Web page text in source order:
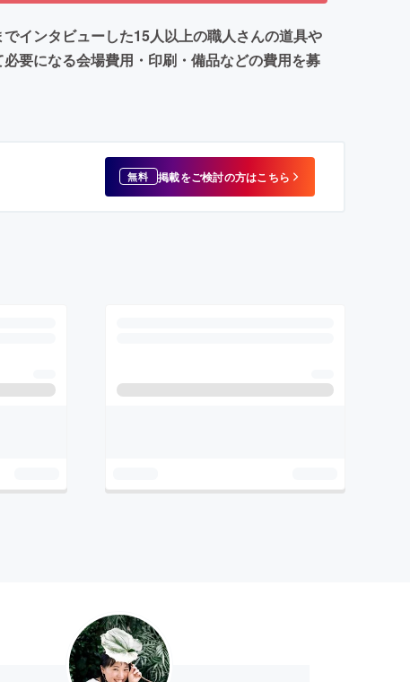
インタビューした15人以上の職人さんの道具や
要になる会場費用・印刷・備品などの費用を募
無料 掲載をご検討の方はこちら